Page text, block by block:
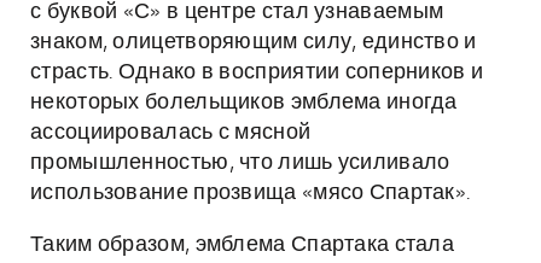
с буквой «С» в центре стал узнаваемым
знаком, олицетворяющим силу, единство и
страсть. Однако в восприятии соперников и
некоторых болельщиков эмблема иногда
ассоциировалась с мясной
промышленностью, что лишь усиливало
использование прозвища «мясо Спартак».
Таким образом, эмблема Спартака стала